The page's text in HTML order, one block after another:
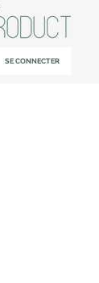
SE CONNECTER